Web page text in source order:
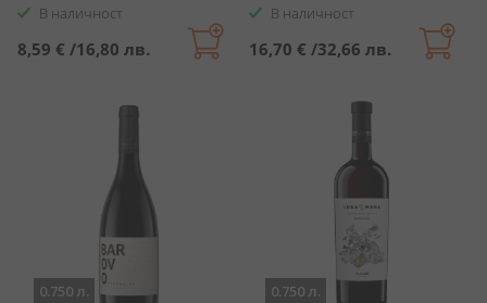
В наличност
8,59 € /16,80 лв.
В наличност
16,70 € /32,66 лв.
0.750 л. 0.750 л.